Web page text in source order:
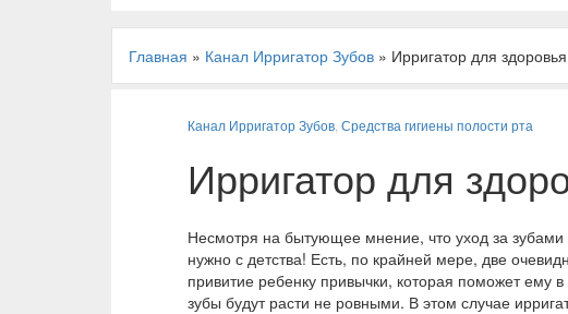
Главная » Канал Ирригатор Зубов » Ирригатор для
Канал Ирригатор Зубов Средства гигиены полости рта
Ирригатор для
Несмотря на бытующее мнение, что уход за
нужно с детства! Есть, по крайней мере, две
привитие ребенку привычки, которая поможет ему
зубы будут расти не ровными. В этом случае